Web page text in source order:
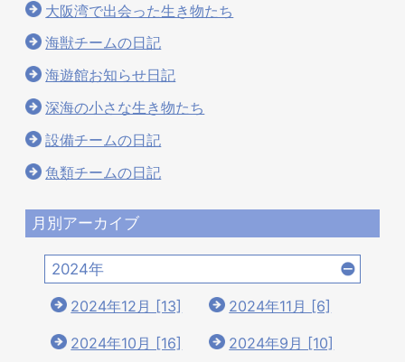
大阪湾で出会った生き物たち
海獣チームの日記
海遊館お知らせ日記
深海の小さな生き物たち
設備チームの日記
魚類チームの日記
月別アーカイブ
2024年
2024年12月 [13] 2024年11月 [6]
2024年10月 [16] 2024年9月 [10]